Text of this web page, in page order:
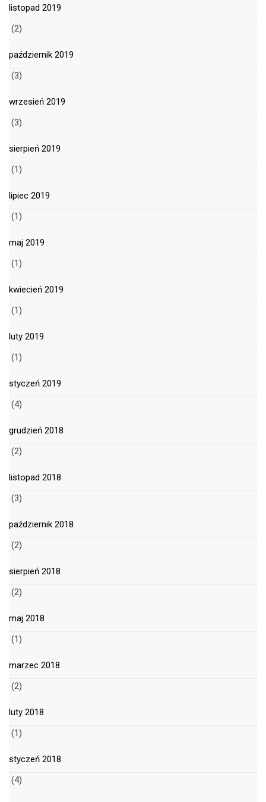
listopad 2019
(2)
październik 2019
(3)
wrzesień 2019
(3)
sierpień 2019
(1)
lipiec 2019
(1)
maj 2019
(1)
kwiecień 2019
(1)
luty 2019
(1)
styczeń 2019
(4)
grudzień 2018
(2)
listopad 2018
(3)
październik 2018
(2)
sierpień 2018
(2)
maj 2018
(1)
marzec 2018
(2)
luty 2018
(1)
styczeń 2018
(4)